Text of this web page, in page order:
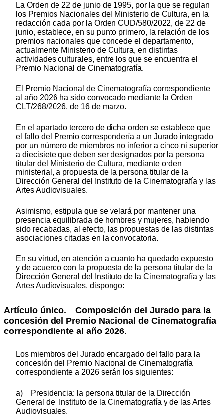
La Orden de 22 de junio de 1995, por la que se regulan
los Premios Nacionales del Ministerio de Cultura, en la
redacción dada por la Orden CUD/580/2022, de 22 de
junio, establece, en su punto primero, la relación de los
premios nacionales que concede el departamento,
actualmente Ministerio de Cultura, en distintas
actividades culturales, entre los que se encuentra el
Premio Nacional de Cinematografía.
El Premio Nacional de Cinematografía correspondiente
al año 2026 ha sido convocado mediante la Orden
CLT/268/2026, de 16 de marzo.
En el apartado tercero de dicha orden se establece que
el fallo del Premio correspondería a un Jurado integrado
por un número de miembros no inferior a cinco ni superior
a diecisiete que deben ser designados por la persona
titular del Ministerio de Cultura, mediante orden
ministerial, a propuesta de la persona titular de la
Dirección General del Instituto de la Cinematografía y las
Artes Audiovisuales.
Asimismo, estipula que se velará por mantener una
presencia equilibrada de hombres y mujeres, habiendo
sido recabadas, al efecto, las propuestas de las distintas
asociaciones citadas en la convocatoria.
En su virtud, en atención a cuanto ha quedado expuesto
y de acuerdo con la propuesta de la persona titular de la
Dirección General del Instituto de la Cinematografía y las
Artes Audiovisuales, dispongo:
Artículo único. Composición del Jurado para la
concesión del Premio Nacional de Cinematografía
correspondiente al año 2026.
Los miembros del Jurado encargado del fallo para la
concesión del Premio Nacional de Cinematografía
correspondiente a 2026 serán los siguientes:
a) Presidencia: la persona titular de la Dirección
General del Instituto de la Cinematografía y de las Artes
Audiovisuales.